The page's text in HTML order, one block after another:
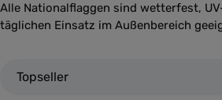
Alle Nationalflaggen sind wetterfest,
täglichen Einsatz im Außenbereich